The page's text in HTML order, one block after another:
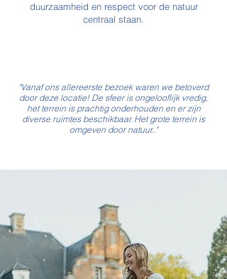
duurzaamheid en respect voor de natuur
centraal staan.
"Vanaf ons allereerste bezoek waren we betoverd
door deze locatie! De sfeer is ongelooflijk vredig,
het terrein is prachtig onderhouden en er zijn
diverse ruimtes beschikbaar. Het grote terrein is
omgeven door natuur.."